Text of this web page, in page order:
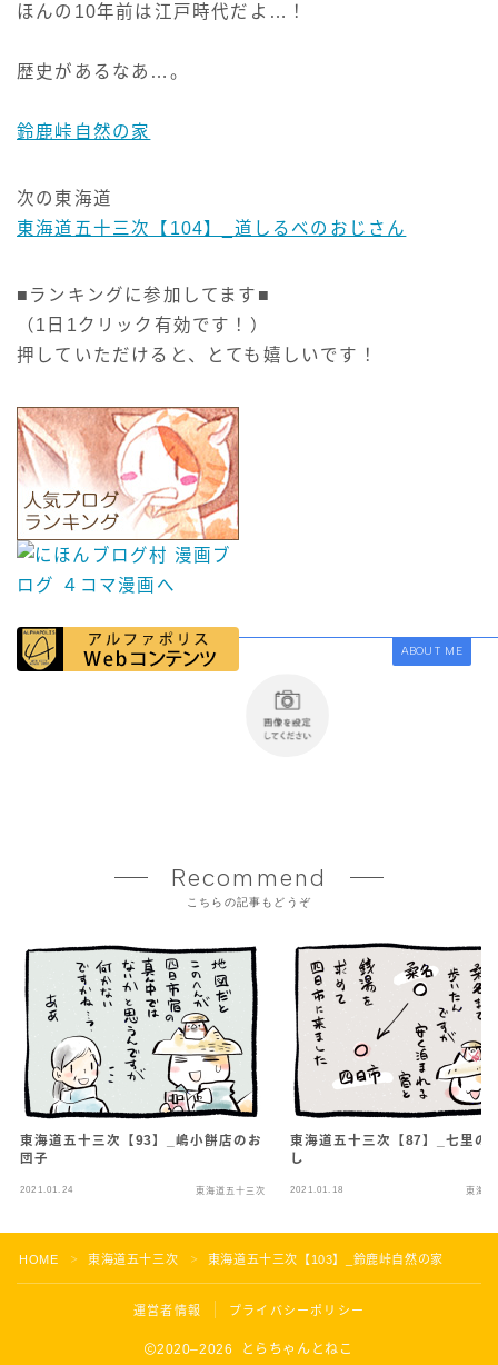
ほんの10年前は江戸時代だよ…！
歴史があるなあ…。
鈴鹿峠自然の家
次の東海道
東海道五十三次【104】_道しるべのおじさん
■ランキングに参加してます■
（1日1クリック有効です！）
押していただけると、とても嬉しいです！
ABOUT ME
Recommend
こちらの記事もどうぞ
東海道五十三次【93】_嶋小餅店のお
団子
2021.01.24 東海道五十三次
東海道五十三次【87】_七里の
し
2021.01.18 東海道
HOME ＞ 東海道五十三次 ＞ 東海道五十三次【103】_鈴鹿峠自然の家
運営者情報 プライバシーポリシー
2020–2026 とらちゃんとねこ